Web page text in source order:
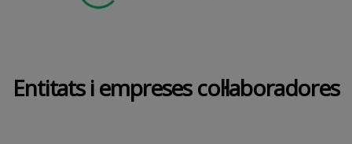
Entitats i empreses col·laboradores